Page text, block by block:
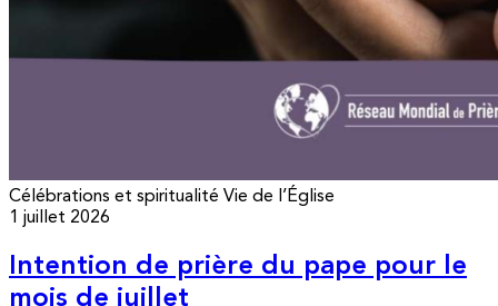
Célébrations et spiritualité Vie de l’Église
1 juillet 2026
Intention de prière du pape pour le
mois de juillet